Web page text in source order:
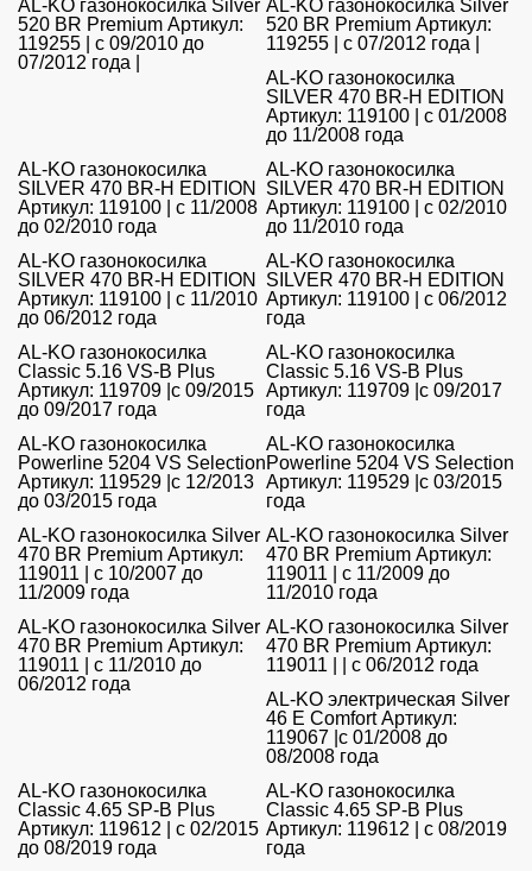
AL-KO газонокосилка Silver
520 BR Premium Артикул:
119255 | с 09/2010 до
07/2012 года |
AL-KO газонокосилка Silver
520 BR Premium Артикул:
119255 | с 07/2012 года |
AL-KO газонокосилка
SILVER 470 BR-H EDITION
Артикул: 119100 | с 01/2008
до 11/2008 года
AL-KO газонокосилка
SILVER 470 BR-H EDITION
Артикул: 119100 | с 11/2008
до 02/2010 года
AL-KO газонокосилка
SILVER 470 BR-H EDITION
Артикул: 119100 | с 02/2010
до 11/2010 года
AL-KO газонокосилка
SILVER 470 BR-H EDITION
Артикул: 119100 | с 11/2010
до 06/2012 года
AL-KO газонокосилка
SILVER 470 BR-H EDITION
Артикул: 119100 | с 06/2012
года
AL-KO газонокосилка
Classic 5.16 VS-B Plus
Артикул: 119709 |с 09/2015
до 09/2017 года
AL-KO газонокосилка
Classic 5.16 VS-B Plus
Артикул: 119709 |с 09/2017
года
AL-KO газонокосилка
Powerline 5204 VS Selection
Артикул: 119529 |с 12/2013
до 03/2015 года
AL-KO газонокосилка
Powerline 5204 VS Selection
Артикул: 119529 |с 03/2015
года
AL-KO газонокосилка Silver
470 BR Premium Артикул:
119011 | с 10/2007 до
11/2009 года
AL-KO газонокосилка Silver
470 BR Premium Артикул:
119011 | с 11/2009 до
11/2010 года
AL-KO газонокосилка Silver
470 BR Premium Артикул:
119011 | с 11/2010 до
06/2012 года
AL-KO газонокосилка Silver
470 BR Premium Артикул:
119011 | | с 06/2012 года
AL-KO электрическая Silver
46 E Comfort Артикул:
119067 |с 01/2008 до
08/2008 года
AL-KO газонокосилка
Classic 4.65 SP-B Plus
Артикул: 119612 | с 02/2015
до 08/2019 года
AL-KO газонокосилка
Classic 4.65 SP-B Plus
Артикул: 119612 | с 08/2019
года